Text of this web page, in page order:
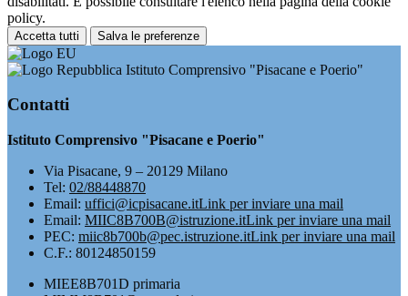
policy.
Accetta tutti Salva le preferenze
Istituto Comprensivo "Pisacane e Poerio"
Contatti
Istituto Comprensivo "Pisacane e Poerio"
Via Pisacane, 9 – 20129 Milano
Tel: 02/88448870
Email: uffici@icpisacane.itLink per inviare una mail
Email: MIIC8B700B@istruzione.itLink per inviare una mail
PEC: miic8b700b@pec.istruzione.itLink per inviare una mail
C.F.: 80124850159
MIEE8B701D primaria